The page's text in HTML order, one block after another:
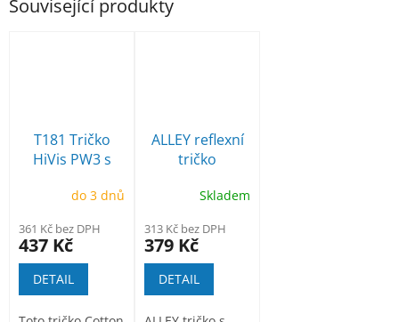
Související produkty
T181 Tričko
HiVis PW3 s
pruhy
do 3 dnů
361 Kč bez DPH
437 Kč
DETAIL
ALLEY reflexní
tričko
Skladem
313 Kč bez DPH
379 Kč
DETAIL